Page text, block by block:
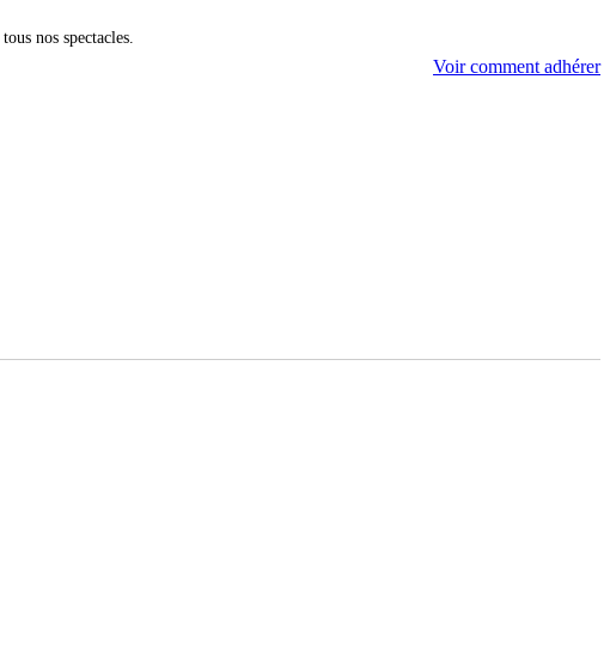
nos spectacles.
Voir comment adhérer